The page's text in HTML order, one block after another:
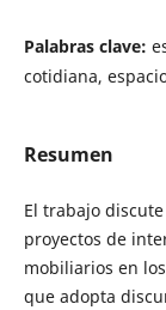
Palabras clave:
cotidiana,
Resumen
El trabajo
proyectos de
mobiliarios en
que adopta